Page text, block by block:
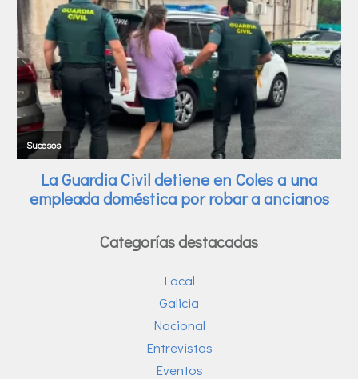
Categorías destacadas
Local
Galicia
Nacional
Entrevistas
Eventos